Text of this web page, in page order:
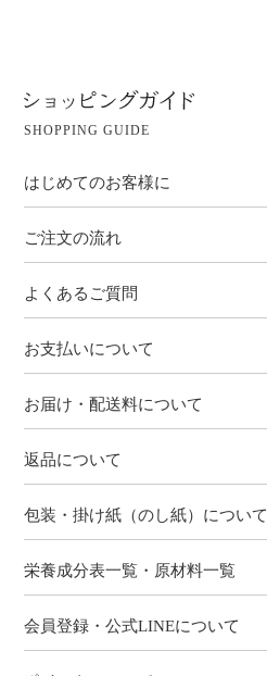
SHOPPING GUIDE
はじめてのお客様に
ご注文の流れ
よくあるご質問
お支払いについて
お届け・配送料について
返品について
包装・掛け紙（のし紙）について
栄養成分表一覧・原材料一覧
会員登録・公式LINEについて